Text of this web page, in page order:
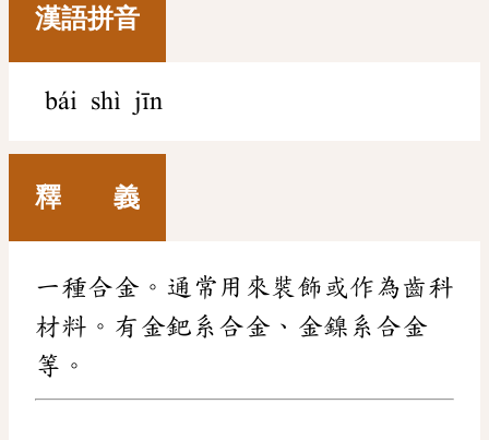
漢語拼音
bái shì jīn
釋 義
一種合金。通常用來裝飾或作為齒科
材料。有金鈀系合金、金鎳系合金
等。